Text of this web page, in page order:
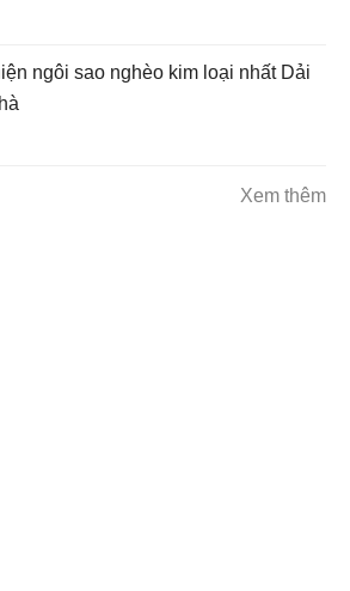
ngôi sao nghèo kim loại nhất Dải
Xem thêm